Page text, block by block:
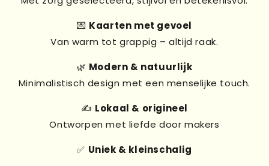
💌 Kaarten met gevoel
Van warm tot grappig – altijd raak.
🌿 Modern & natuurlijk
Minimalistisch design met een menselijke touch.
✍️ Lokaal & origineel
Ontworpen met liefde door makers
✅ Uniek & kleinschalig
Kado's